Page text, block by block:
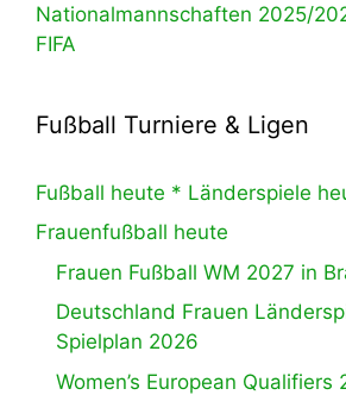
Nationalmannschaften 2025/
FIFA
Fußball Turniere & Ligen
Fußball heute * Länderspiele
Frauenfußball heute
Frauen Fußball WM 2027 in
Deutschland Frauen
Spielplan 2026
Women’s European Qualifiers